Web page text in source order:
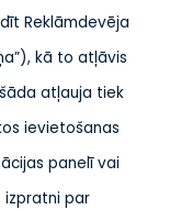
Reklāmdevēja
kā to atļāvis
atļauja tiek
ievietošanas
panelī vai
izpratni par